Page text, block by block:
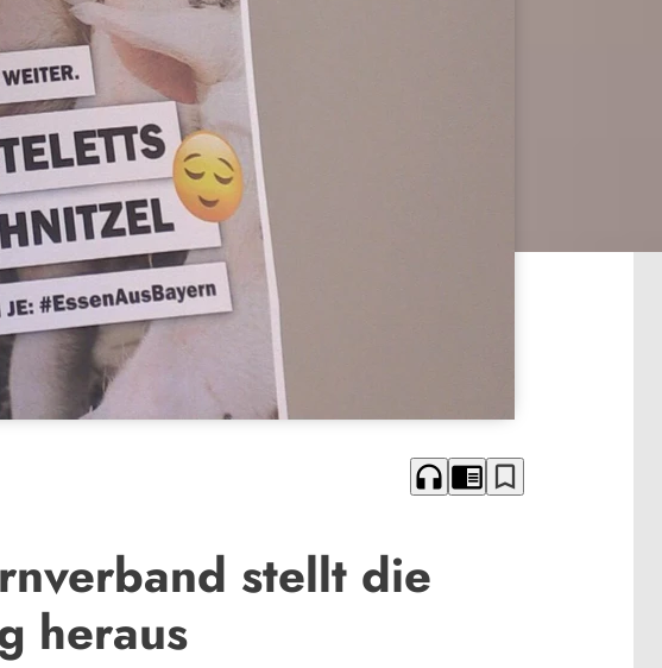
headphones chrome_reader_mode bookmark_border
stellt die
heraus